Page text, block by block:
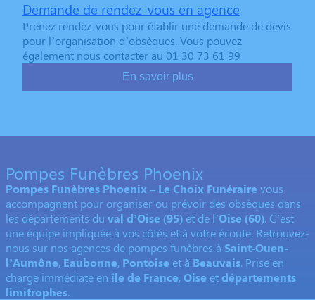
Demande de rendez-vous en agence
Prenez rendez-vous pour établir une demande de devis
pour l’organisation d’obsèques. Vous pouvez
également nous contacter au 01 30 73 61 99
En savoir plus
Pompes Funèbres Phoenix
Pompes Funèbres Phoenix – Le Choix Funéraire vous
accompagnent pour organiser ou prévoir des obsèques dans
les départements du val d’Oise (95) et de l’Oise (60). C’est
une équipe impliquée à vos côtés et à votre écoute. Retrouvez-
nous sur nos agences de pompes funèbres à Saint-Ouen-
l’Aumône, Eaubonne, Pontoise et à Beauvais. Prise en
charge immédiate en île de France, Oise etdépartements
limitrophes.